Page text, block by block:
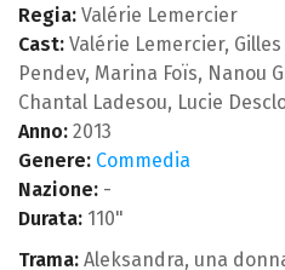
Regia: Valérie Lemercier
Cast: Valérie Lemercier,
Pendev, Marina Foïs, Nanou
Chantal Ladesou, Lucie
Anno: 2013
Genere: Commedia
Nazione: -
Durata: 110"
Trama: Aleksandra, una